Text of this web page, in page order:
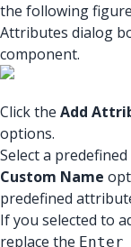
the following
Attributes dialog
component.
Click the Add
options.
Select a
Custom Name
predefined
If you selected to
replace the Enter